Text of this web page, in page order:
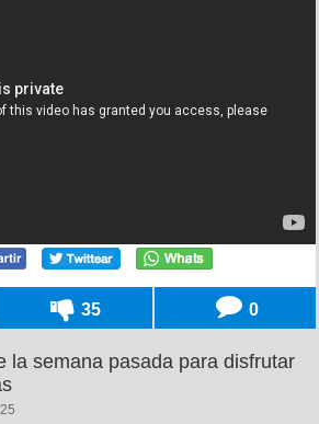
35 0
la semana pasada para disfrutar